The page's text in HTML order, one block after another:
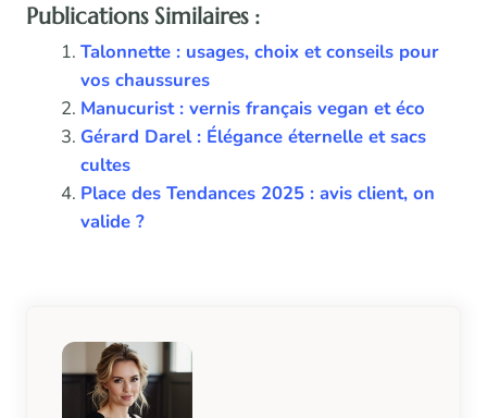
Publications Similaires :
Talonnette : usages, choix et conseils pour
vos chaussures
Manucurist : vernis français vegan et éco
Gérard Darel : Élégance éternelle et sacs
cultes
Place des Tendances 2025 : avis client, on
valide ?